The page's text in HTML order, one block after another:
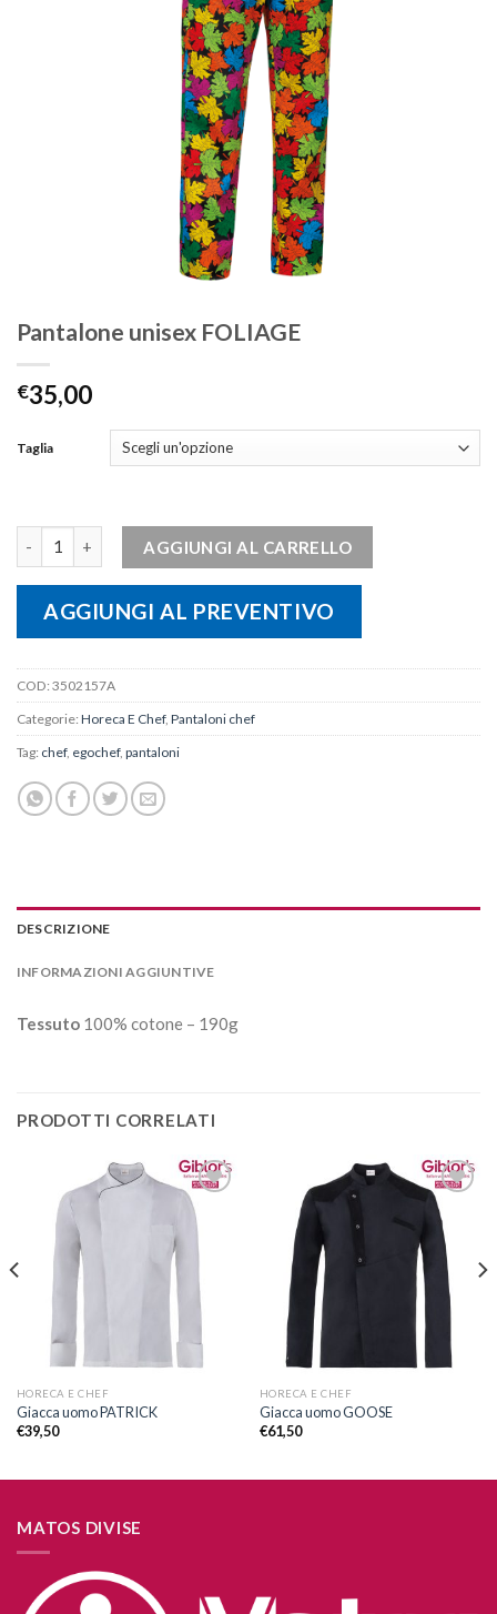
Pantalone unisex FOLIAGE
€35,00
Taglia
AGGIUNGI AL CARRELLO
AGGIUNGI AL PREVENTIVO
COD: 3502157A
Categorie: Horeca E Chef, Pantaloni chef
Tag: chef, egochef, pantaloni
DESCRIZIONE
INFORMAZIONI AGGIUNTIVE
Tessuto 100% cotone – 190g
PRODOTTI CORRELATI
Aggiungi
alla lista
desideri
HORECA E CHEF
Giacca uomo PATRICK
€39,50
Aggiungi
alla lista
dei
desideri
HORECA E CHEF
Giacca uomo GOOSE
€61,50
MATOS DIVISE